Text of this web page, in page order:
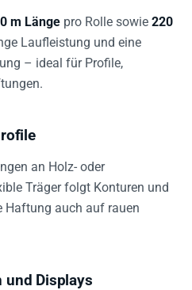
m Länge pro Rolle sowie 220
Laufleistung und eine
– ideal für Profile,
an Holz- oder
Träger folgt Konturen und
Haftung auch auf rauen
und Displays